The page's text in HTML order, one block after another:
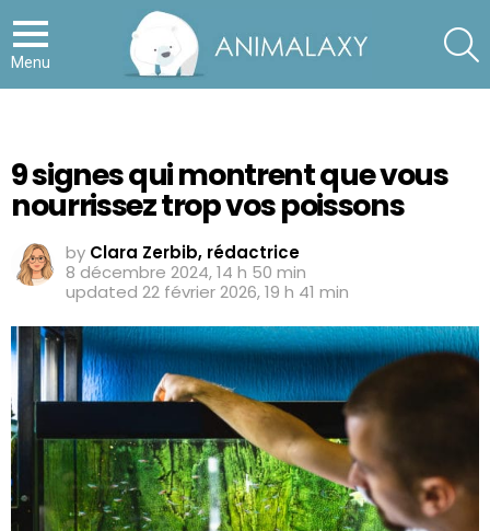
Menu
9 signes qui montrent que vous
nourrissez trop vos poissons
by Clara Zerbib, rédactrice
8 décembre 2024, 14 h 50 min
updated 22 février 2026, 19 h 41 min